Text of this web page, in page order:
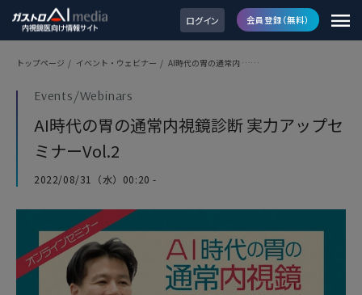
ログイン 会員登録（無料）
トップページ / イベント・ウェビナー / AI時代の胃の通常内 ……
Events/Webinars
AI時代の胃の通常内視鏡診断 実力アップセ
ミナーVol.2
2022/08/31（水）00:20 -